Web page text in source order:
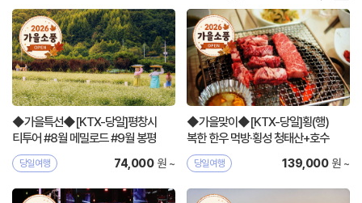
◆가을특선◆[KTX-당일]평창시
티투어 #8월 메밀로드 #9월 봉평
효석 #10월 단풍
당일여행 74,000원 ~
◆가을맞이◆[KTX-당일]횡(행)
복한 한우 먹방·횡성 청태산+호수
길
당일여행 139,000원 ~